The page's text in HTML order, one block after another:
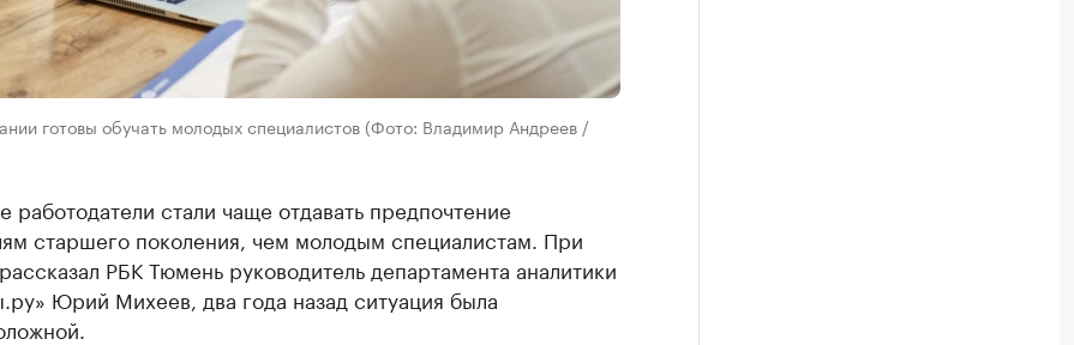
готовы обучать молодых специалистов (Фото: Владимир Андреев /
работодатели стали чаще отдавать предпочтение
старшего поколения, чем молодым специалистам. При
РБК Тюмень руководитель департамента аналитики
Юрий Михеев, два года назад ситуация была